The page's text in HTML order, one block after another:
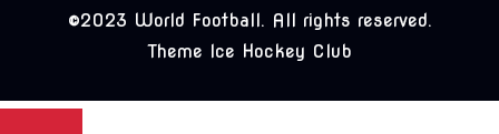
©2023 World Football. All rights reserved.
Theme Ice Hockey Club